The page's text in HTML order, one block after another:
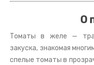
О
Томаты в желе —
закуска, знакомая
спелые томаты в